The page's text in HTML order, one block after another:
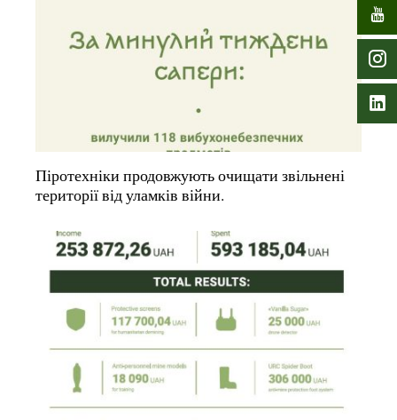
Піротехніки продовжують очищати звільнені
території від уламків війни.